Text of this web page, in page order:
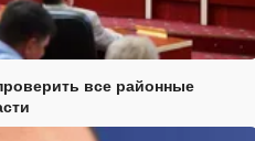
все районные